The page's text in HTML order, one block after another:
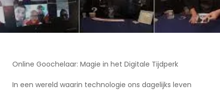
Online Goochelaar: Magie in het Digitale Tijdperk
In een wereld waarin technologie ons dagelijks leven